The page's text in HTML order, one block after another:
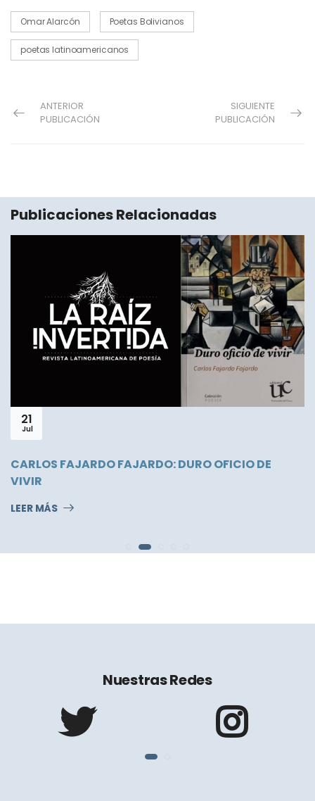
Omar Alarcón Poetas Bolivianos
poetas latinoamericanos
ANTERIOR
PUBLICACIÓN
SIGUIENTE
PUBLICACIÓN
Publicaciones Relacionadas
El diablo en la música
LEER MÁS
Nuestras Redes